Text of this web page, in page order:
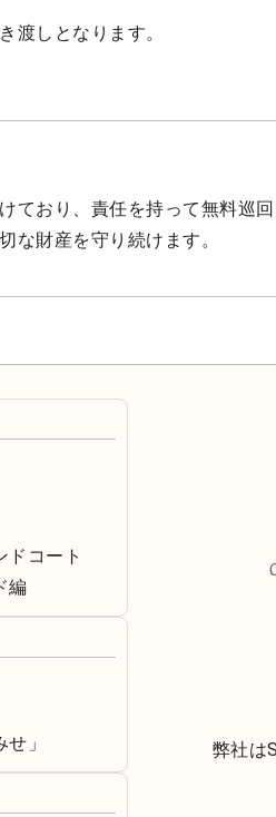
渡しとなります。
おり、責任を持って無料巡回
な財産を守り続けます。
コート
編
」
弊社は